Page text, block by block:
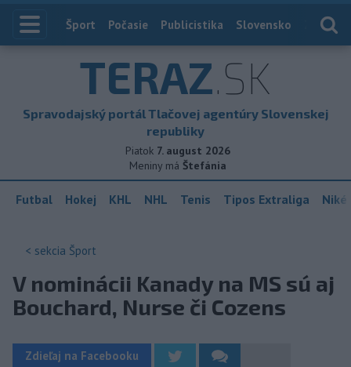
Index
Šport Počasie Publicistika Slovensko
TERAZ.SK
Spravodajský portál Tlačovej agentúry Slovenskej
republiky
Piatok 7. august 2026
Meniny má Štefánia
Futbal Hokej KHL NHL Tenis Tipos Extraliga
< sekcia Šport
V nominácii Kanady na MS sú aj
Bouchard, Nurse či Cozens
Zdieľaj na Facebooku